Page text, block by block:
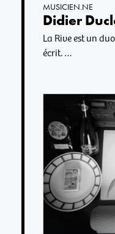
MUSICIEN.NE
Didier
La Rive est un
écrit. …